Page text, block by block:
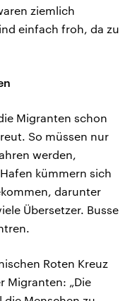
ziemlich
einfach froh, da zu
Migranten schon
So müssen nur
werden,
kümmern sich
darunter
Übersetzer. Busse
Roten Kreuz
Migranten: „Die